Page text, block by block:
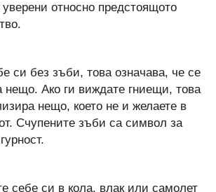
уверени относно предстоящото
си без зъби, това означава, че се
нещо. Ако ги виждате гниещи, това
нещо, което не и желаете в
Счупените зъби са символ за
себе си в кола, влак или самолет